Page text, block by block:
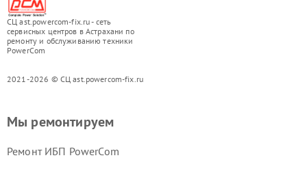
СЦ ast.powercom-fix.ru - сеть
сервисных центров в Астрахани по
ремонту и обслуживанию техники
PowerCom
2021-2026 © СЦ ast.powercom-fix.ru
Мы ремонтируем
Ремонт ИБП PowerCom